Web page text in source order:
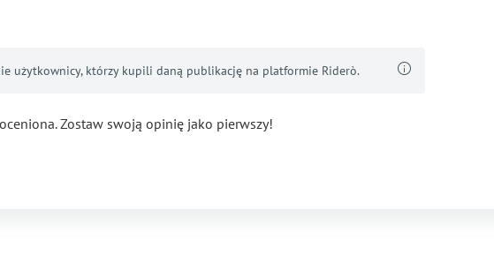
użytkownicy, którzy kupili daną publikację na platformie Riderò.
Zostaw swoją opinię jako pierwszy!